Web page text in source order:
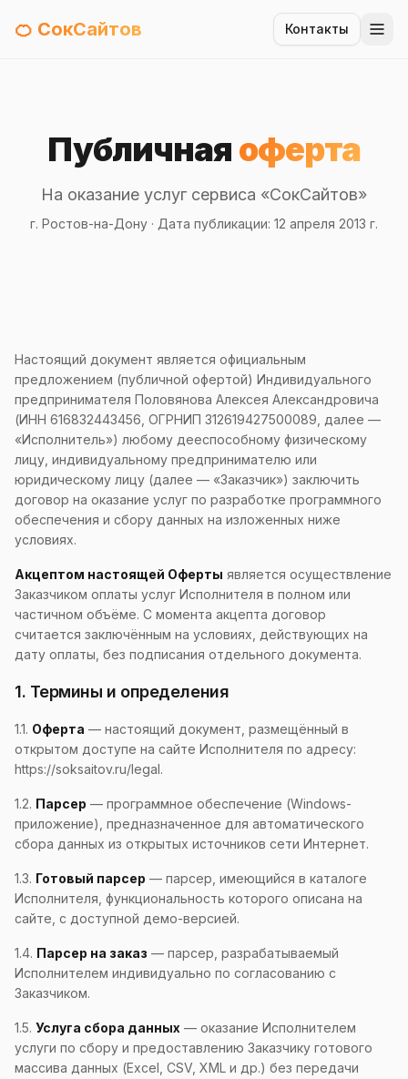
🍊 СокСайтов Контакты
Публичная оферта
На оказание услуг сервиса «СокСайтов»
г. Ростов-на-Дону · Дата публикации: 12 апреля 2013 г.
Настоящий документ является официальным
предложением (публичной офертой) Индивидуального
предпринимателя Половянова Алексея Александровича
(ИНН 616832443456, ОГРНИП 312619427500089, далее —
«Исполнитель») любому дееспособному физическому
лицу, индивидуальному предпринимателю или
юридическому лицу (далее — «Заказчик») заключить
договор на оказание услуг по разработке программного
обеспечения и сбору данных на изложенных ниже
условиях.
Акцептом настоящей Оферты является осуществление
Заказчиком оплаты услуг Исполнителя в полном или
частичном объёме. С момента акцепта договор
считается заключённым на условиях, действующих на
дату оплаты, без подписания отдельного документа.
1. Термины и определения
1.1. Оферта — настоящий документ, размещённый в
открытом доступе на сайте Исполнителя по адресу:
https://soksaitov.ru/legal.
1.2. Парсер — программное обеспечение (Windows-
приложение), предназначенное для автоматического
сбора данных из открытых источников сети Интернет.
1.3. Готовый парсер — парсер, имеющийся в каталоге
Исполнителя, функциональность которого описана на
сайте, с доступной демо-версией.
1.4. Парсер на заказ — парсер, разрабатываемый
Исполнителем индивидуально по согласованию с
Заказчиком.
1.5. Услуга сбора данных — оказание Исполнителем
услуги по сбору и предоставлению Заказчику готового
массива данных (Excel, CSV, XML и др.) без передачи